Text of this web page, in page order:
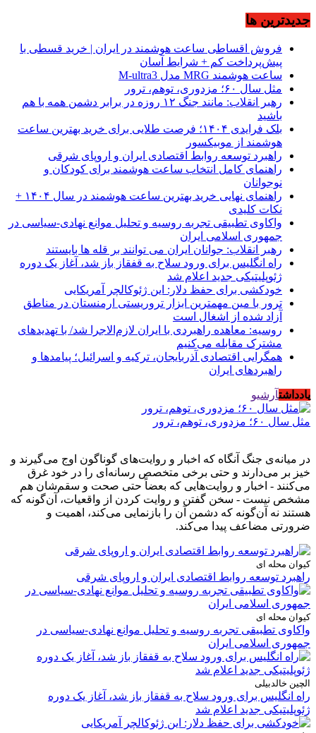
جديدترين ها
فروش اقساطی ساعت هوشمند در ایران | خرید قسطی با
پیش‌پرداخت کم + شرایط آسان
ساعت هوشمند MRG مدل M-ultra3
مثل سال ۶۰؛ مزدوری، توهم، ترور
رهبر انقلاب: مانند جنگ ۱۲ روزه در برابر دشمن همه با هم
باشید
بلک فرایدی ۱۴۰۴؛ فرصت طلایی برای خرید بهترین ساعت
هوشمند از موبیکسور
راهبرد توسعه روابط اقتصادی ایران و اروپای شرقی
راهنمای کامل انتخاب ساعت هوشمند برای کودکان و
نوجوانان
راهنمای نهایی خرید بهترین ساعت هوشمند در سال ۱۴۰۴ +
نکات کلیدی
واکاوی تطبیقی تجربه روسیه و تحلیل موانع نهادی-سیاسی در
جمهوری اسلامی ایران
رهبر انقلاب: جوانان ایران می توانند بر قله ها بایستند
راه انگلیس برای ورود سلاح به قفقاز باز شد، آغاز یک دوره
ژئوپلیتیکی جدید اعلام شد
خودکشی برای حفظ دلار: این ژئوکالچر آمریکایی
ترور با مین مهمترین ابزار تروریستی ارمنستان در مناطق
آزاد شده از اشغال است
روسیه: معاهده راهبردی با ایران لازم‌الاجرا شد/ با تهدیدهای
مشترک مقابله می‌کنیم
همگرایی اقتصادی آذربایجان، ترکیه و اسرائیل؛ پیامدها و
راهبردهای ایران
یادداشتآرشیو
مثل سال ۶۰؛ مزدوری، توهم، ترور
در میانه‌ی جنگ آنگاه که اخبار و روایت‌های گوناگون اوج می‌گیرند و
خیز بر می‌دارند و حتی برخی متخصص رسانه‌ای را در خود غرق
می‌کنند - اخبار و روایت‌هایی که بعضاً حتی صحت و سقم‌شان هم
مشخص نیست - سخن گفتن و روایت کردن از واقعیات، آن‌گونه که
هستند نه آن‌گونه که دشمن آن را بازنمایی می‌کند، اهمیت و
ضرورتی مضاعف پیدا می‌کند.
کیوان محله ای
راهبرد توسعه روابط اقتصادی ایران و اروپای شرقی
کیوان محله ای
واکاوی تطبیقی تجربه روسیه و تحلیل موانع نهادی-سیاسی در
جمهوری اسلامی ایران
الچین خالدبیلی
راه انگلیس برای ورود سلاح به قفقاز باز شد، آغاز یک دوره
ژئوپلیتیکی جدید اعلام شد